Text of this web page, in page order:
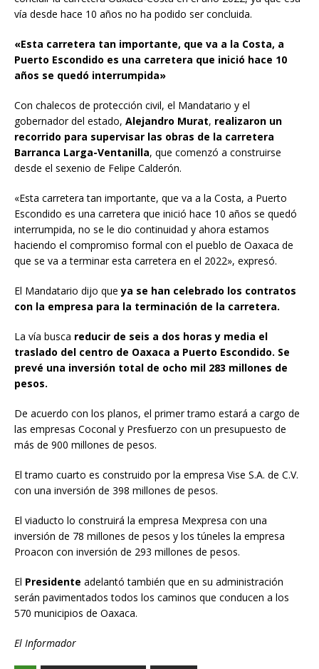
vía desde hace 10 años no ha podido ser concluida.
«Esta carretera tan importante, que va a la Costa, a
Puerto Escondido es una carretera que inició hace 10
años se quedó interrumpida»
Con chalecos de protección civil, el Mandatario y el
gobernador del estado, Alejandro Murat, realizaron un
recorrido para supervisar las obras de la carretera
Barranca Larga-Ventanilla, que comenzó a construirse
desde el sexenio de Felipe Calderón.
«Esta carretera tan importante, que va a la Costa, a Puerto
Escondido es una carretera que inició hace 10 años se quedó
interrumpida, no se le dio continuidad y ahora estamos
haciendo el compromiso formal con el pueblo de Oaxaca de
que se va a terminar esta carretera en el 2022», expresó.
El Mandatario dijo queya se han celebrado los contratos
con la empresa para la terminación de la carretera.
La vía busca reducir de seis a dos horas y media el
traslado del centro de Oaxaca a Puerto Escondido. Se
prevé una inversión total de ocho mil 283 millones de
pesos.
De acuerdo con los planos, el primer tramo estará a cargo de
las empresas Coconal y Presfuerzo con un presupuesto de
más de 900 millones de pesos.
El tramo cuarto es construido por la empresa Vise S.A. de C.V.
con una inversión de 398 millones de pesos.
El viaducto lo construirá la empresa Mexpresa con una
inversión de 78 millones de pesos y los túneles la empresa
Proacon con inversión de 293 millones de pesos.
El Presidente adelantó también que en su administración
serán pavimentados todos los caminos que conducen a los
570 municipios de Oaxaca.
El Informador